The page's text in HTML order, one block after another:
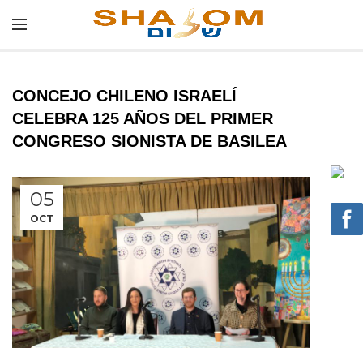
CONCEJO CHILENO ISRAELÍ
CELEBRA 125 AÑOS DEL PRIMER
CONGRESO SIONISTA DE BASILEA
05
OCT